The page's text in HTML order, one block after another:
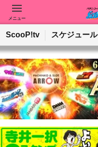
メニュー
動画を検索 ホールを検索
ScooP!tv スケジュール